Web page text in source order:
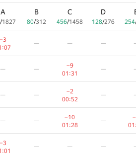
A
/1827
B
80/312
C
456/1458
D
128/276 254
−3
— — —
— —
−9
01:31
—
— —
−2
00:52
—
— —
−10
01:28
—
−3
— — —